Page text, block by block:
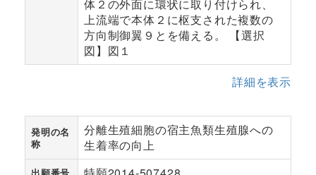
体２の外面に環状に取り付けられ、
上流端で本体２に枢支された複数の
方向制御翼９とを備える。 【選択
図】図１
詳細を表示
発明の名
称
分離生殖細胞の宿主魚類生殖腺への
生着率の向上